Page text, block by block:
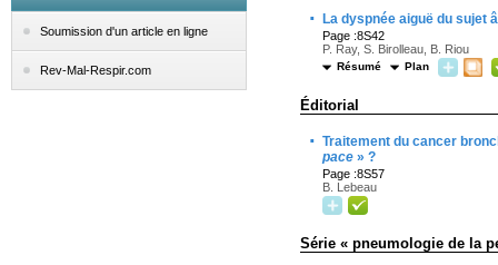
Soumission d'un article en ligne
Rev-Mal-Respir.com
· La dyspnée aiguë du sujet
Page :8S42
P. Ray, S. Birolleau, B. Riou
Résumé Plan
Éditorial
· Traitement du cancer
pace » ?
Page :8S57
B. Lebeau
Série « pneumologie de la